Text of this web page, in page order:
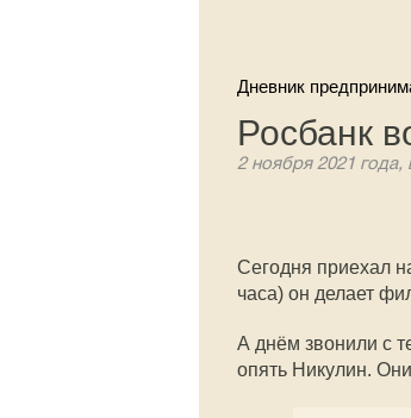
Дневник
Росбанк
2 ноября 2021 года,
Сегодня приехал
часа) он делает
А днём звонили с
опять Никулин.